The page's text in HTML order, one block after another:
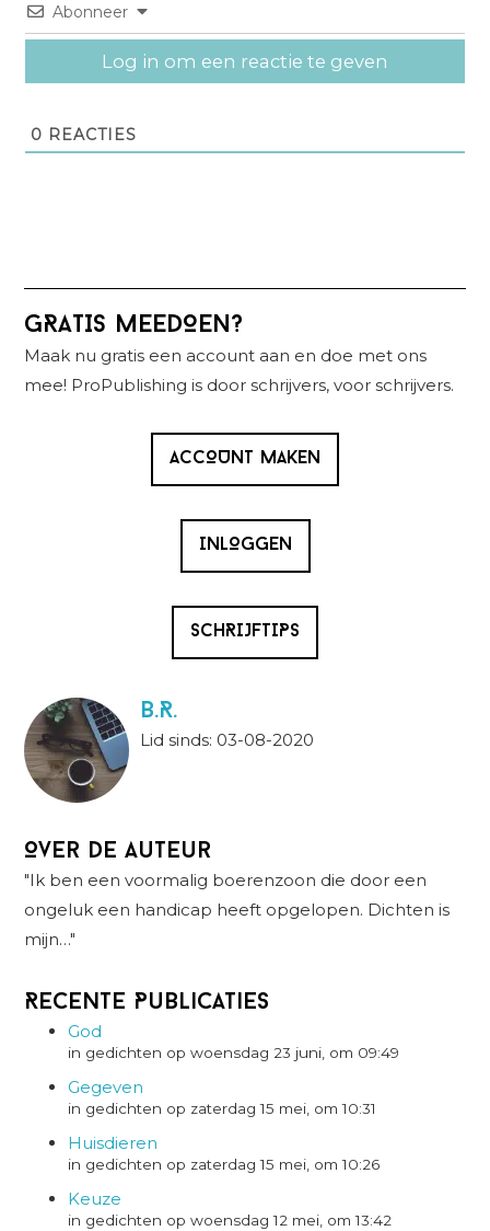
Abonneer
Log in om een reactie te geven
0 REACTIES
Primaire
Sidebar
GRATIS MEEDOEN?
Maak nu gratis een account aan en doe met ons
mee! ProPublishing is door schrijvers, voor schrijvers.
ACCOUNT MAKEN
INLOGGEN
SCHRIJFTIPS
B.R.
Lid sinds: 03-08-2020
Over de auteur
"Ik ben een voormalig boerenzoon die door een
ongeluk een handicap heeft opgelopen. Dichten is
mijn…"
Recente Publicaties
God
in gedichten op woensdag 23 juni, om 09:49
Gegeven
in gedichten op zaterdag 15 mei, om 10:31
Huisdieren
in gedichten op zaterdag 15 mei, om 10:26
Keuze
in gedichten op woensdag 12 mei, om 13:42